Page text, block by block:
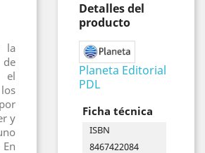
la
el
y
Detalles del
producto
Planeta Editorial
PDL
Ficha técnica
ISBN
8467422084